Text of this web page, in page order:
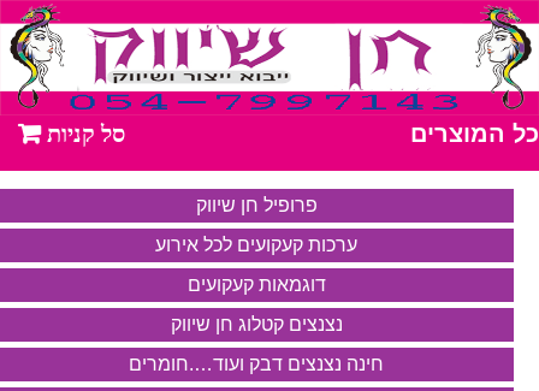
כל המוצרים
פרופיל חן שיווק
ערכות קעקועים לכל אירוע
דוגמאות קעקועים
נצנצים קטלוג חן שיווק
חינה נצנצים דבק ועוד….חומרים